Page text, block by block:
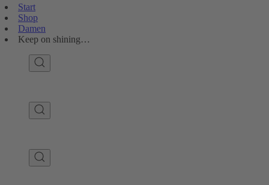
Start
Shop
Damen
Keep on shining…